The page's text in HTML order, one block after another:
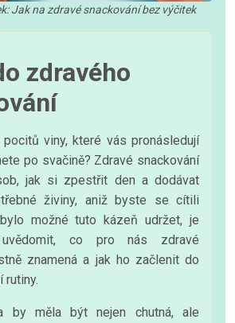
Jak na zdravé snackování bez výčitek
zdravého
viny, které vás pronásledují
po svačině? Zdravé snackování
jak si zpestřit den a dodávat
živiny, aniž byste se cítili
možné tuto kázeň udržet, je
co pro nás zdravé
znamená a jak ho začlenit do
rutiny.
by měla být nejen chutná, ale